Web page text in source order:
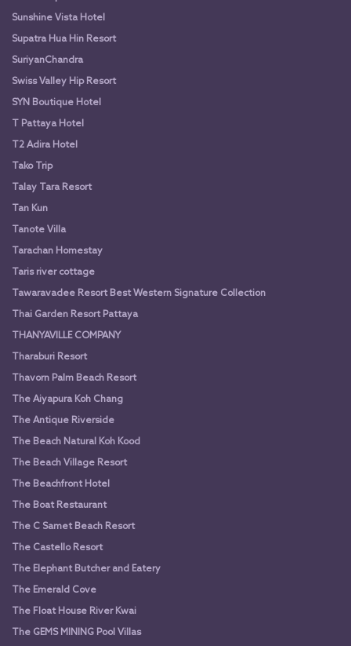
Sunshine Vista Hotel
Supatra Hua Hin Resort
SuriyanChandra
Swiss Valley Hip Resort
SYN Boutique Hotel
T Pattaya Hotel
T2 Adira Hotel
Tako Trip
Talay Tara Resort
Tan Kun
Tanote Villa
Tarachan Homestay
Taris river cottage
Tawaravadee Resort Best Western Signature Collection
Thai Garden Resort Pattaya
THANYAVILLE COMPANY
Tharaburi Resort
Thavorn Palm Beach Resort
The Aiyapura Koh Chang
The Antique Riverside
The Beach Natural Koh Kood
The Beach Village Resort
The Beachfront Hotel
The Boat Restaurant
The C Samet Beach Resort
The Castello Resort
The Elephant Butcher and Eatery
The Emerald Cove
The Float House River Kwai
The GEMS MINING Pool Villas